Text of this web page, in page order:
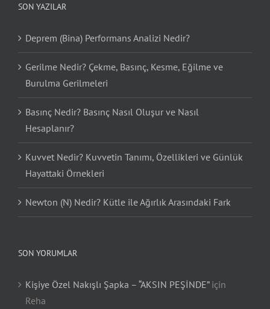
SON YAZILAR
Deprem (Bina) Performans Analizi Nedir?
Gerilme Nedir? Çekme, Basınç, Kesme, Eğilme ve
Burulma Gerilmeleri
Basınç Nedir? Basınç Nasıl Oluşur ve Nasıl
Hesaplanır?
Kuvvet Nedir? Kuvvetin Tanımı, Özellikleri ve Günlük
Hayattaki Örnekleri
Newton (N) Nedir? Kütle ile Ağırlık Arasındaki Fark
SON YORUMLAR
Kişiye Özel Nakışlı Şapka – “AKSIN PEŞİNDE”için
Reha